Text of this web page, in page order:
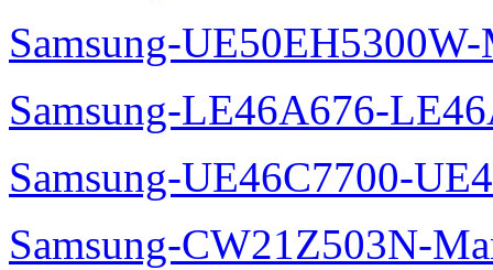
Samsung-UE50EH5300W-
Samsung-LE46A676-
Samsung-UE46C7700-
Samsung-CW21Z503N-